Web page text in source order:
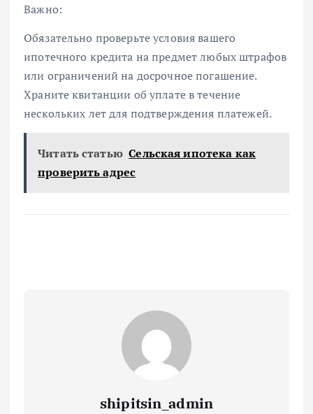
Важно:
Обязательно проверьте условия вашего
ипотечного кредита на предмет любых штрафов
или ограничений на досрочное погашение.
Храните квитанции об уплате в течение
нескольких лет для подтверждения платежей.
Читать статью Сельская ипотека как
проверить адрес
shipitsin_admin